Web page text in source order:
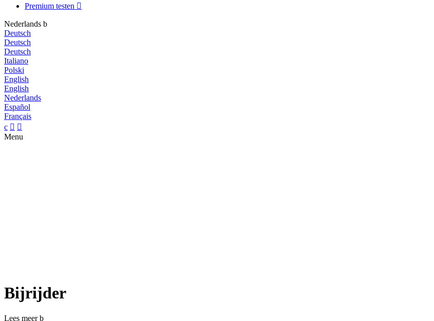
Premium testen 
Nederlands b
Deutsch
Deutsch
Deutsch
Italiano
Polski
English
English
Nederlands
Español
Français
c  
Menu
Bijrijder
Lees meerb